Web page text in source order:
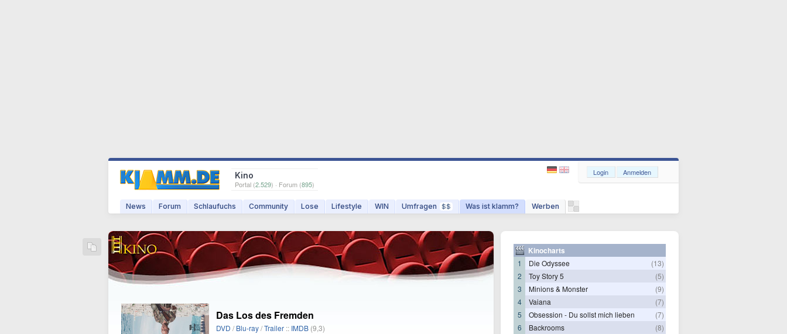
Kino
Portal (2.529) · Forum (895)
News Forum Schlaufuchs Community Lose Lifestyle WIN Umfragen $$ Was ist klamm? Werben
Login Anmelden
Das Los des Fremden
DVD /Blu-ray/Trailer :: IMDB (9,3)
Kinocharts
1 Die Odyssee
(13)
2
Toy Story 5
(5)
3
Minions & Monster
(9)
4
Vaiana
(7)
5
Obsession - Du sollst mich lieben
(7)
6
Backrooms
(8)